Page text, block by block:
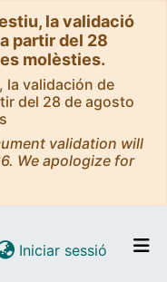
la validació
partir del 28
molèsties.
la validación de
del 28 de agosto
validation will
We apologize for
Iniciar sessió (current)